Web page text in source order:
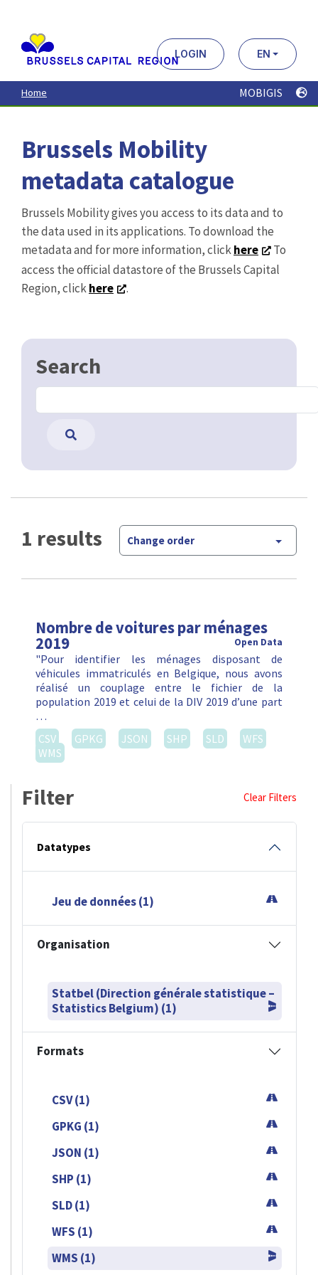
contenu
principal
LOGIN EN
Home MOBIGIS
Brussels Mobility
metadata catalogue
Brussels Mobility gives you access to its data and to
the data used in its applications. To download the
metadata and for more information, clickhere
To
access the official datastore of the Brussels Capital
Region, clickhere .
Search
1 results Change order
Nombre de voitures par ménages
2019 Open Data
"Pour identifier les ménages disposant de
véhicules immatriculés en Belgique, nous avons
réalisé un couplage entre le fichier de la
population 2019 et celui de la DIV 2019 d’une part
…
CSV
GPKG JSON SHP SLD
WFS
WMS
Filter Clear Filters
Datatypes
Jeu de données (1)
Organisation
Statbel (Direction générale statistique –
Statistics Belgium) (1)
Formats
CSV (1)
GPKG (1)
JSON (1)
SHP (1)
SLD (1)
WFS (1)
WMS (1)